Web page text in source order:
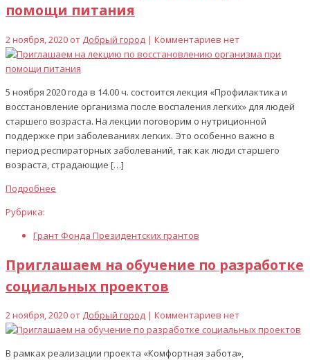
помощи питания
2 ноября, 2020 от Добрый город | Комментариев нет
5 ноября 2020 года в 14.00 ч. состоится лекция «Профилактика и
восстановление организма после воспаления легких» для людей
старшего возраста. На лекции поговорим о нутриционной
поддержке при заболеваниях легких. Это особенно важно в
период респираторных заболеваний, так как люди старшего
возраста, страдающие […]
Подробнее
Рубрика:
Грант Фонда Президентских грантов
Приглашаем на обучение по разработке
социальных проектов
2 ноября, 2020 от Добрый город | Комментариев нет
В рамках реализации проекта «Комфортная забота»,